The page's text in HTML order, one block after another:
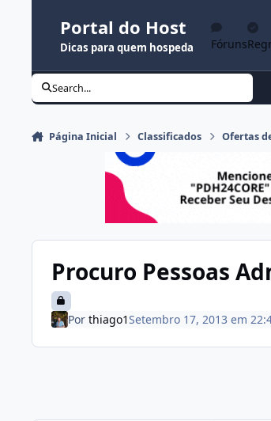
Portal do Host
Dicas para quem hospeda Fóruns
Search...
Página Inicial Classificados Ofertas
Procuro Pessoas
Por thiago1Setembro 17, 2013 em